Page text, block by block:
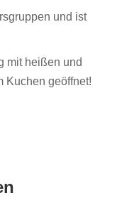
und ist
mit heißen und
Kuchen geöffnet!